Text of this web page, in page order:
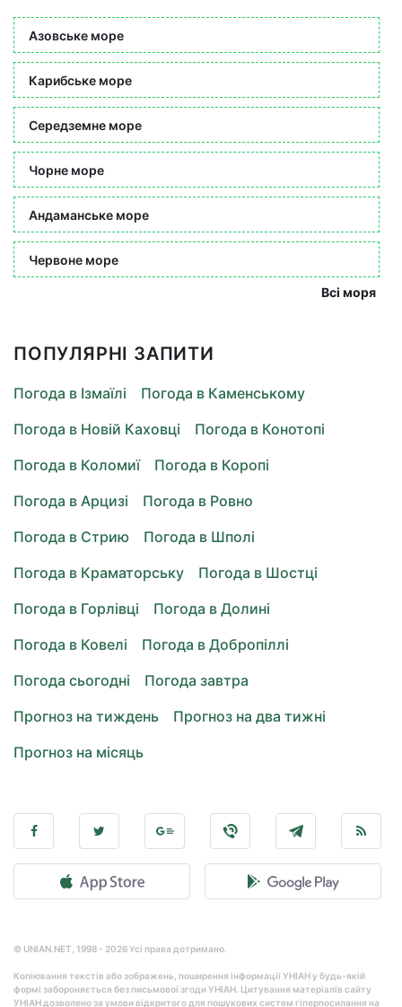
Азовське море
Карибське море
Середземне море
Чорне море
Андаманське море
Червоне море
Всі моря
ПОПУЛЯРНІ ЗАПИТИ
Погода в Ізмаїлі
Погода в Каменському
Погода в Новій Каховці
Погода в Конотопі
Погода в Коломиї
Погода в Коропі
Погода в Арцизі
Погода в Ровно
Погода в Стрию
Погода в Шполі
Погода в Краматорську
Погода в Шостці
Погода в Горлівці
Погода в Долині
Погода в Ковелі
Погода в Добропіллі
Погода сьогодні
Погода завтра
Прогноз на тиждень
Прогноз на два тижні
Прогноз на місяць
© UNIAN.NET, 1998 - 2026 Усі права дотримано.
Копіювання текстів або зображень, поширення інформації УНІАН у будь-якій
формі забороняється без письмової згоди УНІАН. Цитування матеріалів сайту
УНІАН дозволено за умови відкритого для пошукових систем гіперпосилання на